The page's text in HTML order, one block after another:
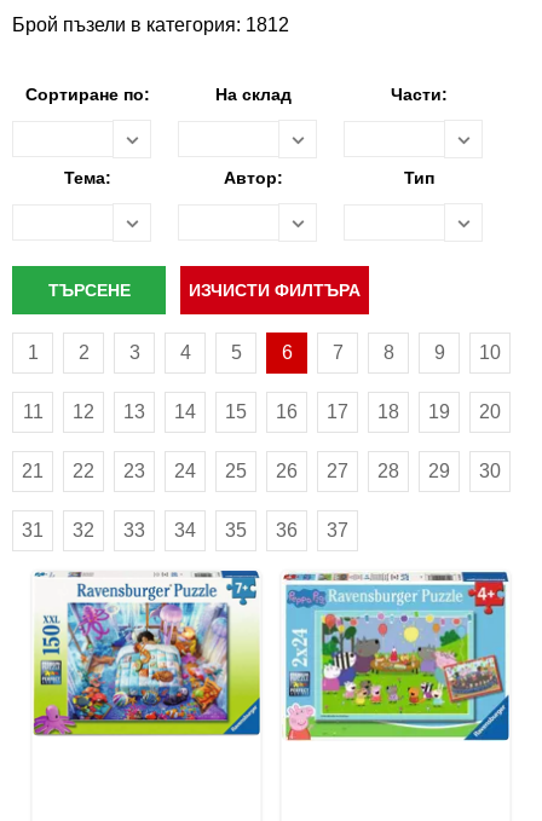
Брой пъзели в категория: 1812
Сортиране по: На склад Части:
Тема: Автор: Тип
1 2 3 4 5 6 7 8 9 10
11 12 13 14 15 16 17 18 19 20
21 22 23 24 25 26 27 28 29 30
31 32 33 34 35 36 37